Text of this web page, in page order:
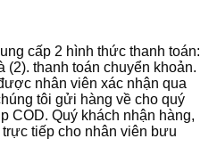
cấp 2 hình thức thanh toán:
(2). thanh toán chuyển khoản.
nhân viên xác nhận qua
tôi gửi hàng về cho quý
COD. Quý khách nhận hàng,
tiếp cho nhân viên bưu